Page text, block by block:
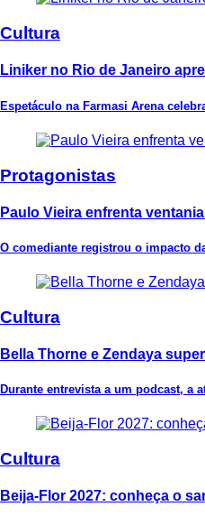
Cultura
Liniker no Rio de Janeiro
Espetáculo na Farmasi Arena
Protagonistas
Paulo Vieira enfrenta
O comediante registrou o impacto
Cultura
Bella Thorne e Zendaya
Durante entrevista a um podcast, a
Cultura
Beija-Flor 2027: conheça o